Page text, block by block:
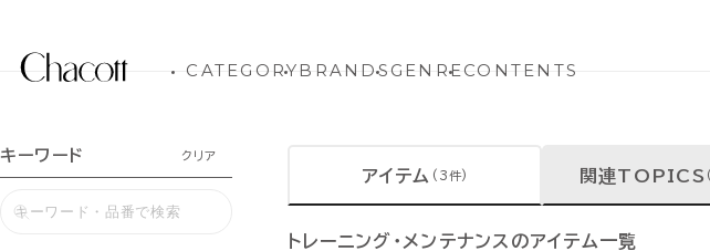
CATEGORYBRANDSGENRECONTENTS
キーワード クリア
アイテム (3件) 関連TOPICS
トレーニング・メンテナンスのアイテム一覧